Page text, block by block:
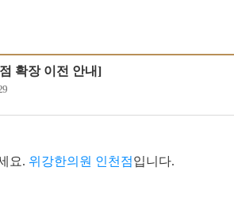
확장 이전 안내]
요. 위강한의원 인천점입니다.